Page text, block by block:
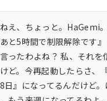
ねえ、ちょっと。HaGemi
あと5時間で制限解除です
ったわよね？ 私、それを
ど。今再起動したらさ、
日』になってるんだけど